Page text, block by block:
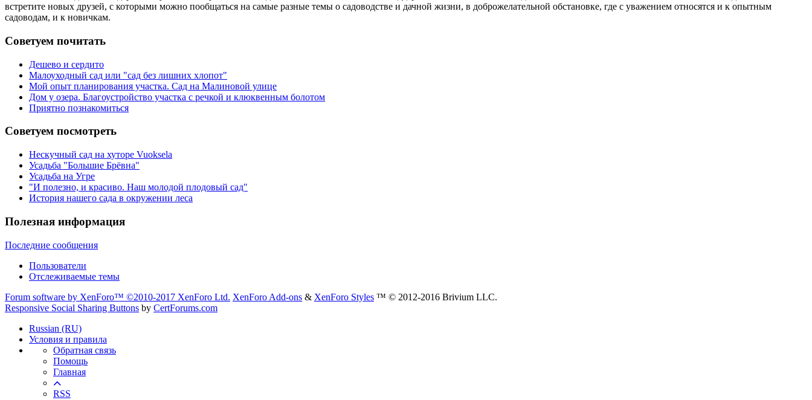
встретите новых друзей, с которыми можно пообщаться на самые разные темы о садоводстве и дачной жизни, в доброжелательной обстановке, где с уважением относятся и к опытным
садоводам, и к новичкам.
Советуем почитать
Дешево и сердито
Малоуходный сад или "сад без лишних хлопот"
Мой опыт планирования участка. Сад на Малиновой улице
Дом у озера. Благоустройство участка с речкой и клюквенным болотом
Приятно познакомиться
Советуем посмотреть
Нескучный сад на хуторе Vuoksela
Усадьба "Большие Брёвна"
Усадьба на Угре
"И полезно, и красиво. Наш молодой плодовый сад"
История нашего сада в окружении леса
Полезная информация
Последние сообщения
Пользователи
Отслеживаемые темы
Forum software by XenForo™ ©2010-2017 XenForo Ltd. XenForo Add-ons & XenForo Styles ™ © 2012-2016 Brivium LLC.
Responsive Social Sharing Buttons by CertForums.com
Russian (RU)
Условия и правила
Обратная связь
Помощь
Главная
RSS